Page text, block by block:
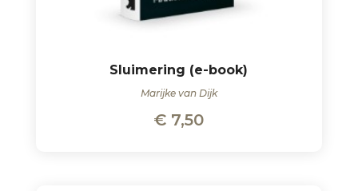
Sluimering (e-book)
Marijke van Dijk
€ 7,50